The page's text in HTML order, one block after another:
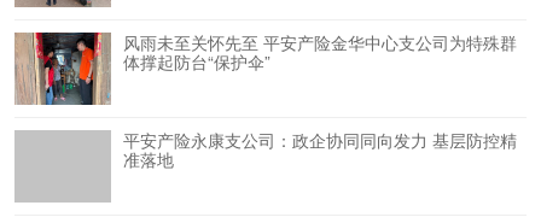
风雨未至关怀先至 平安产险金华中心支公司为特殊群
体撑起防台“保护伞”
平安产险永康支公司：政企协同同向发力 基层防控精
准落地